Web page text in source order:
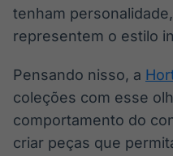
tenham
representem o estilo
Pensando nisso, a
coleções com esse
comportamento do
criar peças que